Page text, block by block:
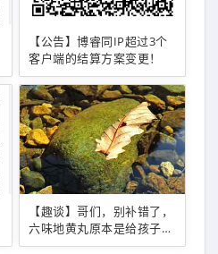
【公告】博睿同IP超过3个
客户端的结算方案变更！
【趣谈】哥们，别补错了，
六味地黄丸原本是给孩子用
的！